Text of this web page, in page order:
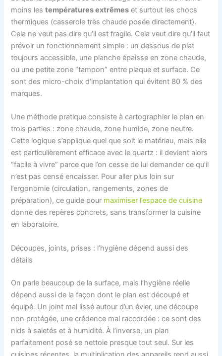
moins lestempératures extrêmes et surtout les chocs
thermiques (casserole très chaude posée directement).
Cela ne veut pas dire qu’il est fragile. Cela veut dire qu’il faut
prévoir un fonctionnement simple : un dessous de plat
toujours accessible, une planche épaisse en zone chaude,
ou une petite zone “tampon” entre plaque et surface. Ce
sont des micro-choix d’implantation qui évitent 80 % des
marques.
Une méthode pratique consiste à cartographier le plan en
trois parties : zone chaude, zone humide, zone neutre.
Cette logique s’applique quel que soit le matériau, mais elle
est particulièrement efficace avec le quartz : il devient alors
“facile à vivre” parce que l’on cesse de lui demander ce qu’il
n’est pas censé encaisser. Pour aller plus loin sur
l’ergonomie (circulation, rangements, zones de
préparation), ce guide pour maximiser l’espace de cuisine
donne des repères concrets, sans transformer la cuisine
en laboratoire.
Découpes, joints, prises : l’hygiène dépend aussi des
détails
On parle beaucoup de la surface, mais l’hygiène réelle
dépend aussi de la façon dont le plan est découpé et
équipé. Un joint mal lissé autour d’un évier, une découpe
non protégée, une crédence mal raccordée : ce sont des
nids à saletés et à humidité. À l’inverse, un plan
parfaitement posé se nettoie presque tout seul. Sur les